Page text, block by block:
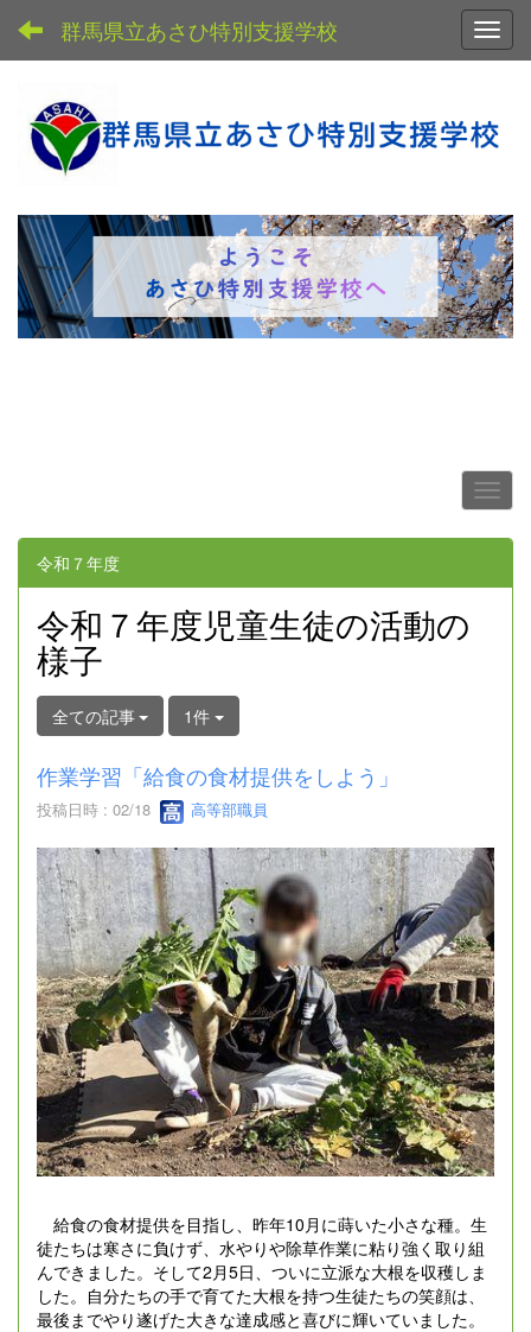
群馬県立あさひ特別支援学校
令和７年度
令和７年度児童生徒の活動の
様子
全ての記事 1件
作業学習「給食の食材提供をしよう」
投稿日時 : 02/18 高等部職員
給食の食材提供を目指し、昨年10月に蒔いた小さな種。生
徒たちは寒さに負けず、水やりや除草作業に粘り強く取り組
んできました。そして2月5日、ついに立派な大根を収穫しま
した。自分たちの手で育てた大根を持つ生徒たちの笑顔は、
最後までやり遂げた大きな達成感と喜びに輝いていました。